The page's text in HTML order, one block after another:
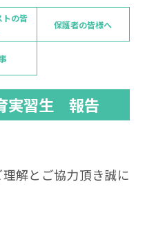
トの皆
保護者の皆様へ
実習生 報告
解とご協力頂き誠に